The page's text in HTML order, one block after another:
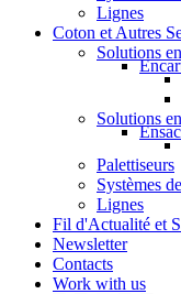
Lignes
Coton et Autres
Solutions
Solutions
Palettiseurs
Systèmes
Lignes
Fil d'Actualité et
Newsletter
Contacts
Work with us